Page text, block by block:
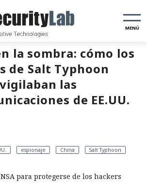
MENÚ
la sombra: cómo los
de Salt Typhoon
vigilaban las
de EE.UU.
espionaje China
Salt Typhoon
para protegerse de los hackers